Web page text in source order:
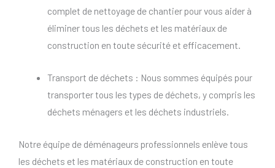
complet de nettoyage de chantier pour vous aider à
éliminer tous les déchets et les matériaux de
construction en toute sécurité et efficacement.
Transport de déchets : Nous sommes équipés pour
transporter tous les types de déchets, y compris les
déchets ménagers et les déchets industriels.
Notre équipe de déménageurs professionnels enlève tous
les déchets et les matériaux de construction en toute